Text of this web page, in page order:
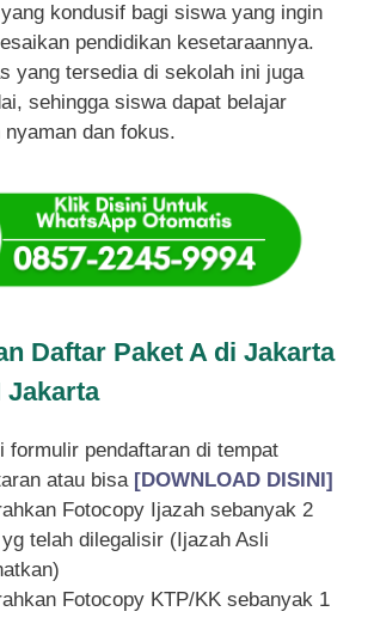
kondusif bagi siswa yang ingin
pendidikan kesetaraannya.
yang tersedia di sekolah ini juga
sehingga siswa dapat belajar
nyaman dan fokus.
Daftar Paket A di Jakarta
Jakarta
formulir pendaftaran di tempat
atau bisa [DOWNLOAD DISINI]
Fotocopy Ijazah sebanyak 2
telah dilegalisir (Ijazah Asli
Fotocopy KTP/KK sebanyak 1